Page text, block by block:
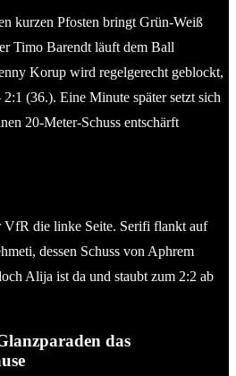
kurzen Pfosten bringt Grün-Weiß
Timo Barendt läuft dem Ball
Korup wird regelgerecht geblockt,
(36.). Eine Minute später setzt sich
20-Meter-Schuss entschärft
VfR die linke Seite. Serifi flankt auf
dessen Schuss von Aphrem
Alija ist da und staubt zum 2:2 ab
das